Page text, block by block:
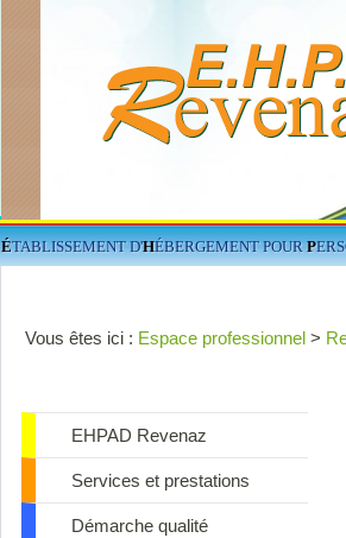
ÉTABLISSEMENT D'HÉBERGEMENT POURP
Vous êtes ici : Espace professionnel >
EHPAD Revenaz
Services et prestations
Démarche qualité